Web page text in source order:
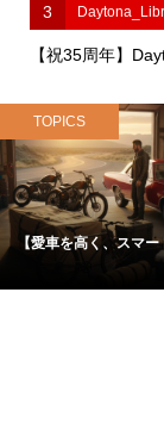
3
【祝35周年】
TOPICS
【愛車を高く、スマ